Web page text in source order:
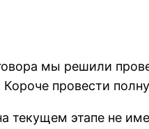
мы решили
Короче провести
текущем этапе не